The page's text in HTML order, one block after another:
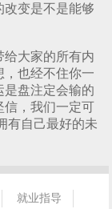
改变是不是能够
大家的所有内
，也经不住你一
是盘注定会输的
信，我们一定可
有自己最好的未
就业指导